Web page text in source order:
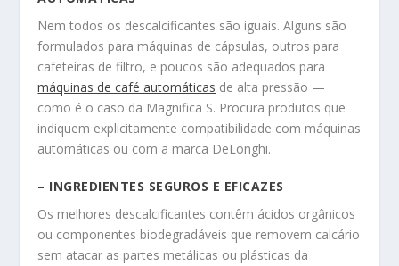
Nem todos os descalcificantes são iguais. Alguns são
formulados para máquinas de cápsulas, outros para
cafeteiras de filtro, e poucos são adequados para
máquinas de café automáticas de alta pressão —
como é o caso da Magnifica S. Procura produtos que
indiquem explicitamente compatibilidade com máquinas
automáticas ou com a marca DeLonghi.
– INGREDIENTES SEGUROS E EFICAZES
Os melhores descalcificantes contêm ácidos orgânicos
ou componentes biodegradáveis que removem calcário
sem atacar as partes metálicas ou plásticas da